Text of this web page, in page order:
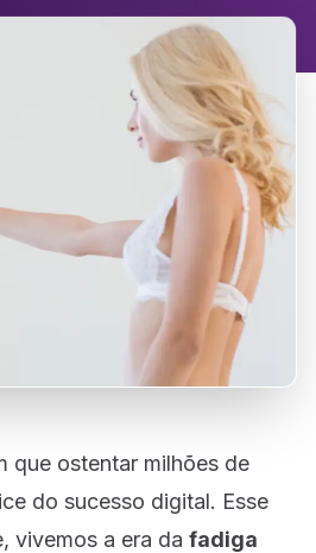
que ostentar milhões de
do sucesso digital. Esse
vivemos a era da fadiga